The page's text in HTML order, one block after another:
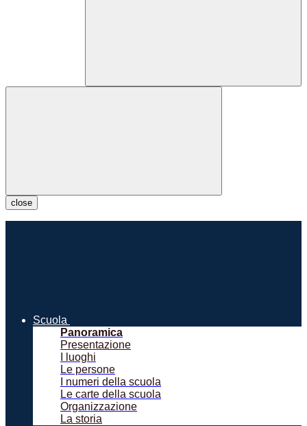
close
Scuola
Panoramica
Presentazione
I luoghi
Le persone
I numeri della scuola
Le carte della scuola
Organizzazione
La storia